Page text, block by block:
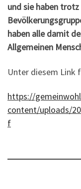
und sie haben
haben alle damit
Allgemeinen
Unter diesem Link
https://
content/uploads/
f